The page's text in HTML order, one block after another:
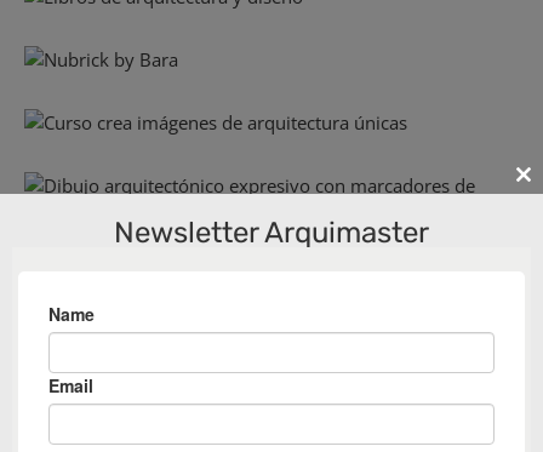
Newsletter Arquimaster